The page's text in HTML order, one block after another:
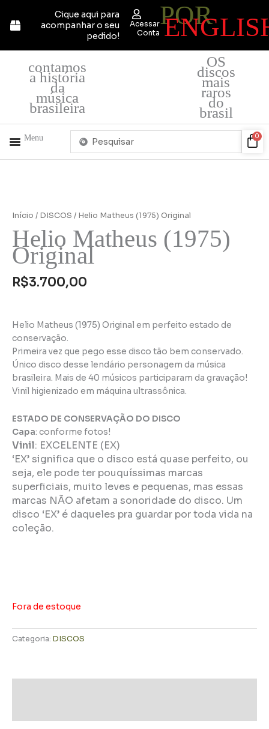
para
Cique aqui para
acompanhar o seu
pedido!
Acessar
Conta
POR
contamos
a história
da
música
brasileira
OS
discos
mais
raros
do
brasil
Menu
Pesquisar
0
Início / DISCOS / Helio Matheus (1975) Original
Helio Matheus (1975)
Original
R$3.700,00
Helio Matheus (1975) Original em perfeito estado de
conservação.
Primeira vez que pego esse disco tão bem conservado.
Único disco desse lendário personagem da música
brasileira. Mais de 40 músicos participaram da gravação!
Vinil higienizado em máquina ultrassônica.
ESTADO DE CONSERVAÇÃO DO DISCO
Capa: conforme fotos!
Vinil: EXCELENTE (EX)
‘EX’ significa que o disco está quase perfeito, ou
seja, ele pode ter pouquíssimas marcas
superficiais, muito leves e pequenas, mas essas
marcas NÃO afetam a sonoridade do disco. Um
disco ‘EX’ é daqueles pra guardar por toda vida na
coleção.
Fora de estoque
Categoria: DISCOS